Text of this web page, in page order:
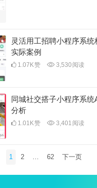
灵活用工招聘小程序系
实际案例
1.07K赞 3,530 阅读
同城社交搭子小程序系
分析
1.01K赞 3,401 阅读
1 2 62 下一页